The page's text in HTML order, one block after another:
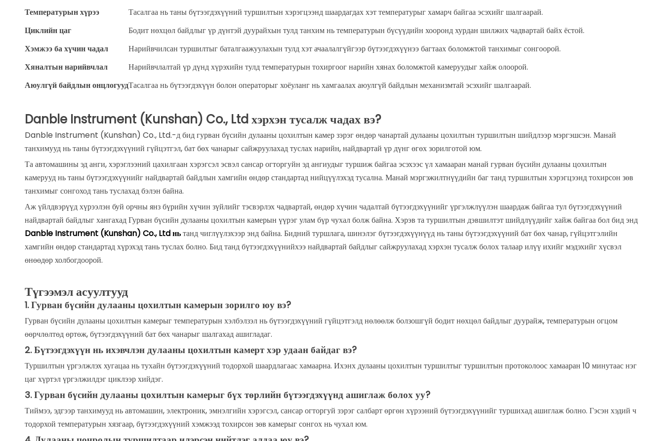
Температурын хүрээ
Тасалгаа нь таны бүтээгдэхүүний туршилтын хэрэгцээнд шаардагдах хэт температурыг хамарч байгаа эсэхийг шалгаарай.
Циклийн цаг
Бодит нөхцөл байдлыг үр дүнтэй дуурайхын тулд танхим нь температурын бүсүүдийн хооронд хурдан шилжих чадвартай байх ёстой.
Хэмжээ ба хүчин чадал
Нарийвчилсан туршилтыг баталгаажуулахын тулд хэт ачаалалгүйгээр бүтээгдэхүүнээ багтаах боломжтой танхимыг сонгоорой.
Хяналтын нарийвчлал
Нарийвчлалтай үр дүнд хүрэхийн тулд температурын тохиргоог нарийн хянах боломжтой камеруудыг хайж олоорой.
Аюулгүй байдлын онцлогуудТасалгаа нь бүтээгдэхүүн болон операторыг хоёуланг нь хамгаалах аюулгүй байдлын механизмтай эсэхийг шалгаарай.
Danble Instrument (Kunshan) Co., Ltd хэрхэн тусалж чадах вэ?
Danble Instrument (Kunshan) Co., Ltd.-д бид гурван бүсийн дулааны цохилтын камер зэрэг өндөр чанартай дулааны цохилтын туршилтын шийдлээр мэргэшсэн. Манай
танхимууд нь таны бүтээгдэхүүний гүйцэтгэл, бат бөх чанарыг сайжруулахад туслах нарийн, найдвартай үр дүнг өгөх зорилготой юм.
Та автомашины эд анги, хэрэглээний цахилгаан хэрэгсэл эсвэл сансар огторгуйн эд ангиудыг туршиж байгаа эсэхээс үл хамааран манай гурван бүсийн дулааны цохилтын
камерууд нь таны бүтээгдэхүүнийг найдвартай байдлын хамгийн өндөр стандартад нийцүүлэхэд тусална. Манай мэргэжилтнүүдийн баг танд туршилтын хэрэгцээнд тохирсон зөв
танхимыг сонгоход тань туслахад бэлэн байна.
Аж үйлдвэрүүд хүрээлэн буй орчны янз бүрийн хүчин зүйлийг тэсвэрлэх чадвартай, өндөр хүчин чадалтай бүтээгдэхүүнийг үргэлжлүүлэн шаардаж байгаа тул бүтээгдэхүүний
найдвартай байдлыг хангахад Гурван бүсийн дулааны цохилтын камерын үүрэг улам бүр чухал болж байна. Хэрэв та туршилтын дэвшилтэт шийдлүүдийг хайж байгаа бол бид энд
Danble Instrument (Kunshan) Co., Ltd ньтанд чиглүүлэхээр энд байна. Бидний туршлага, шинэлэг бүтээгдэхүүнүүд нь таны бүтээгдэхүүний бат бөх чанар, гүйцэтгэлийн
хамгийн өндөр стандартад хүрэхэд тань туслах болно. Бид танд бүтээгдэхүүнийхээ найдвартай байдлыг сайжруулахад хэрхэн тусалж болох талаар илүү ихийг мэдэхийг хүсвэл
өнөөдөр холбогдоорой.
Түгээмэл асуултууд
1.Гурван бүсийн дулааны цохилтын камерын зорилго юу вэ?
Гурван бүсийн дулааны цохилтын камерыг температурын хэлбэлзэл нь бүтээгдэхүүний гүйцэтгэлд нөлөөлж болзошгүй бодит нөхцөл байдлыг дуурайж, температурын огцом
өөрчлөлтөд өртөж, бүтээгдэхүүний бат бөх чанарыг шалгахад ашигладаг.
2.Бүтээгдэхүүн нь ихэвчлэн дулааны цохилтын камерт хэр удаан байдаг вэ?
Туршилтын үргэлжлэх хугацаа нь тухайн бүтээгдэхүүний тодорхой шаардлагаас хамаарна. Ихэнх дулааны цохилтын туршилтыг туршилтын протоколоос хамааран 10 минутаас нэг
цаг хүртэл үргэлжилдэг циклээр хийдэг.
3.Гурван бүсийн дулааны цохилтын камерыг бүх төрлийн бүтээгдэхүүнд ашиглаж болох уу?
Тиймээ, эдгээр танхимууд нь автомашин, электроник, эмнэлгийн хэрэгсэл, сансар огторгуй зэрэг салбарт өргөн хүрээний бүтээгдэхүүнийг туршихад ашиглаж болно. Гэсэн хэдий ч
тодорхой температурын хязгаар, бүтээгдэхүүний хэмжээд тохирсон зөв камерыг сонгох нь чухал юм.